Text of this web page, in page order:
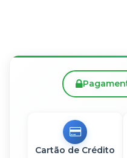
Cartão de Crédito